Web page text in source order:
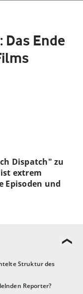
Das Ende
Struktur des
Reporter?
Dispatch" zu
extrem
Episoden und